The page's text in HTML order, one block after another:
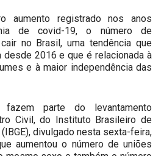
aumento registrado nos anos
de covid-19, o número de
no Brasil, uma tendência que
desde 2016 e que é relacionada à
e à maior independência das
parte do levantamento
Civil, do Instituto Brasileiro de
divulgado nesta sexta-feira,
aumentou o número de uniões